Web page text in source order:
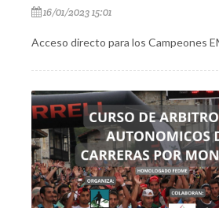
16/01/2023 15:01
Acceso directo para los Campeones